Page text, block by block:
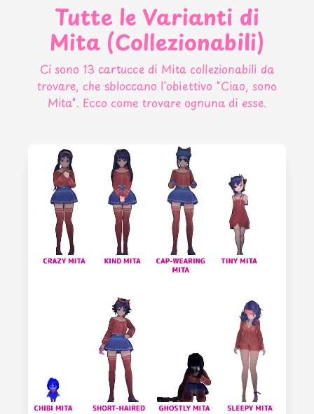
Tutte le Varianti di
Mita (Collezionabili)
Ci sono 13 cartucce di Mita collezionabili da
trovare, che sbloccano l'obiettivo "Ciao, sono
Mita". Ecco come trovare ognuna di esse.